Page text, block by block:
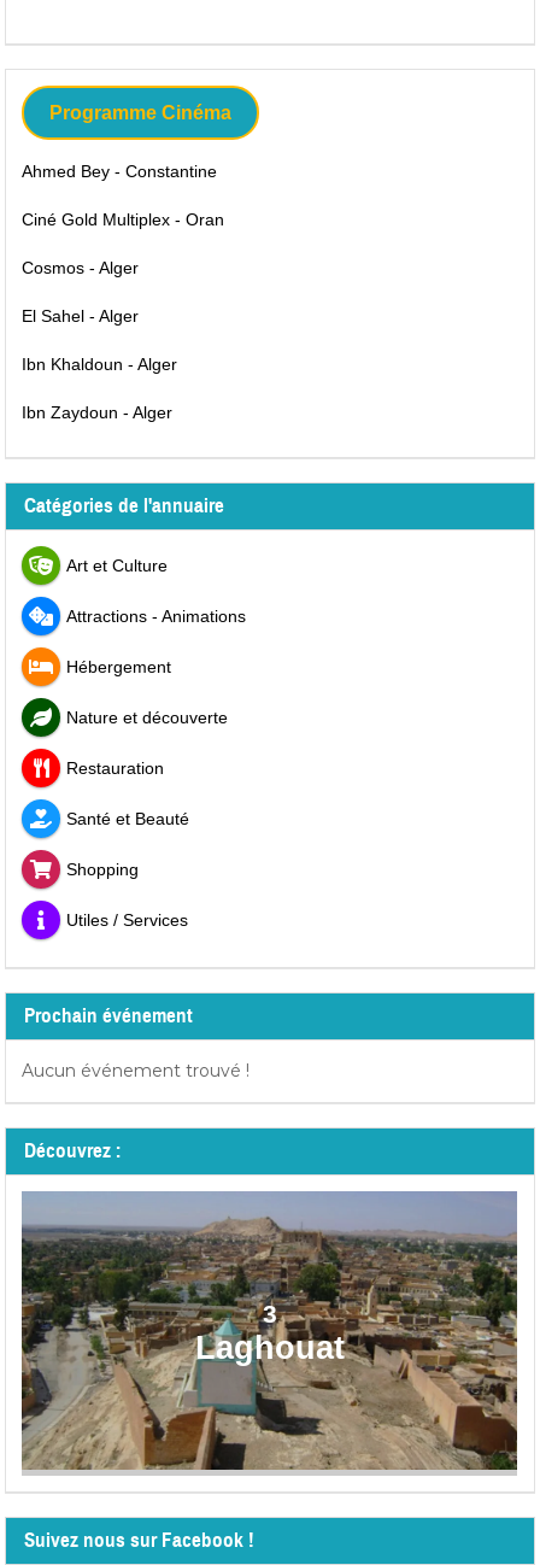
Programme Cinéma
Ahmed Bey - Constantine
Ciné Gold Multiplex - Oran
Cosmos - Alger
El Sahel - Alger
Ibn Khaldoun - Alger
Ibn Zaydoun - Alger
Catégories de l'annuaire
Art et Culture
Attractions - Animations
Hébergement
Nature et découverte
Restauration
Santé et Beauté
Shopping
Utiles / Services
Prochain événement
Aucun événement trouvé !
Découvrez :
3
Laghouat
Suivez nous sur Facebook !